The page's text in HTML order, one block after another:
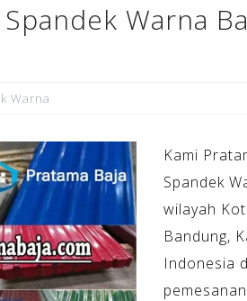
Warna
Warna
Kami
Spandek
wilayah
Bandung,
Indonesia